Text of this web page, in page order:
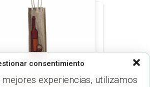
consentimiento
experiencias, utilizamos